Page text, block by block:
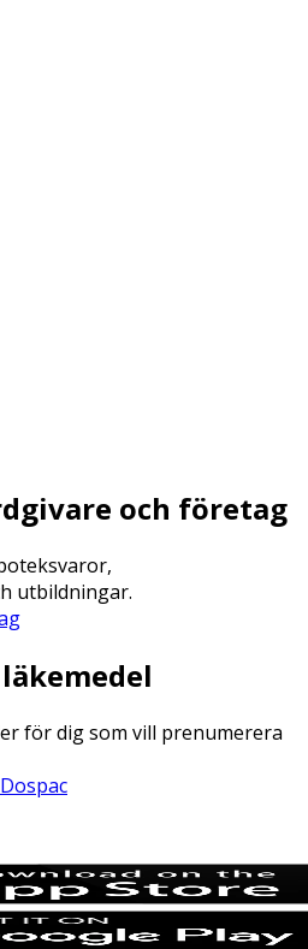
och företag
utbildningar.
för dig som vill prenumerera